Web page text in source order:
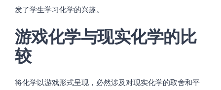
发了学生学习化学的兴趣。
游戏化学与现实化学的比
较
将化学以游戏形式呈现，必然涉及对现实化学的取舍和平